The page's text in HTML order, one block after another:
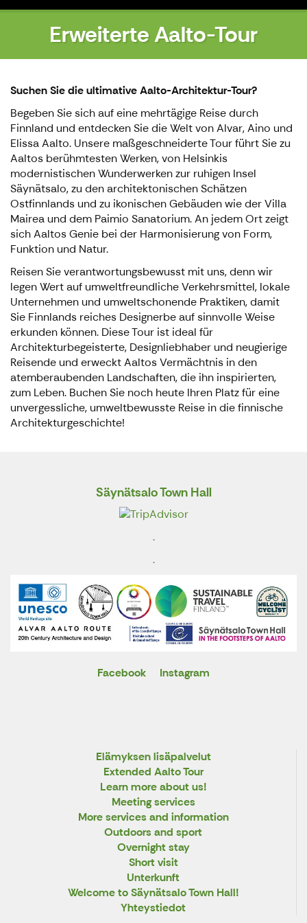
Erweiterte Aalto-Tour
Suchen Sie die ultimative Aalto-Architektur-Tour?
Begeben Sie sich auf eine mehrtägige Reise durch
Finnland und entdecken Sie die Welt von Alvar, Aino und
Elissa Aalto. Unsere maßgeschneiderte Tour führt Sie zu
Aaltos berühmtesten Werken, von Helsinkis
modernistischen Wunderwerken zur ruhigen Insel
Säynätsalo, zu den architektonischen Schätzen
Ostfinnlands und zu ikonischen Gebäuden wie der Villa
Mairea und dem Paimio Sanatorium. An jedem Ort zeigt
sich Aaltos Genie bei der Harmonisierung von Form,
Funktion und Natur.
Reisen Sie verantwortungsbewusst mit uns, denn wir
legen Wert auf umweltfreundliche Verkehrsmittel, lokale
Unternehmen und umweltschonende Praktiken, damit
Sie Finnlands reiches Designerbe auf sinnvolle Weise
erkunden können. Diese Tour ist ideal für
Architekturbegeisterte, Designliebhaber und neugierige
Reisende und erweckt Aaltos Vermächtnis in den
atemberaubenden Landschaften, die ihn inspirierten,
zum Leben. Buchen Sie noch heute Ihren Platz für eine
unvergessliche, umweltbewusste Reise in die finnische
Architekturgeschichte!
Säynätsalo Town Hall
.
.
Facebook Instagram
Elämyksen lisäpalvelut
Extended Aalto Tour
Learn more about us!
Meeting services
More services and information
Outdoors and sport
Overnight stay
Short visit
Unterkunft
Welcome to Säynätsalo Town Hall!
Yhteystiedot